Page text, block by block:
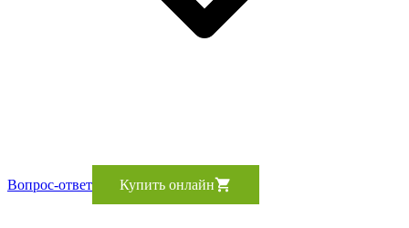
Вопрос-ответ Купить онлайн